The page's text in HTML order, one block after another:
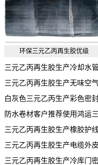
环保三元乙丙再生胶优级
三元乙丙再生胶生产冷却水管
三元乙丙再生胶生产无味空
白灰色三元乙丙生产彩色密
防水卷材客户推荐使用鸿运
三元乙丙再生胶生产橡胶护
三元乙丙再生胶生产电缆外皮
三元乙丙再生胶生产冷库门